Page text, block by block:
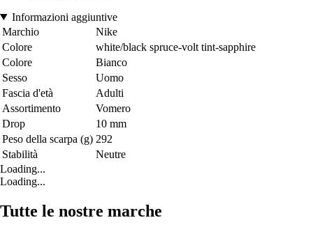
Informazioni aggiuntive
Marchio
Nike
Colore
white/black spruce-volt tint-sapphire
Colore
Bianco
Sesso
Uomo
Fascia d'età
Adulti
Assortimento
Vomero
Drop
10 mm
Peso della scarpa (g) 292
Stabilità
Neutre
Loading...
Loading...
Tutte le nostre marche